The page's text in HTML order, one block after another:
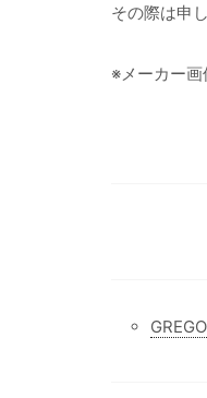
その際は申
※メーカー